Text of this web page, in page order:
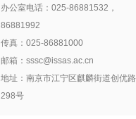
办公室电话：025-86881532，
86881992
传真：025-86881000
邮箱：sssc@issas.ac.cn
地址：南京市江宁区麒麟街道创优路
298号